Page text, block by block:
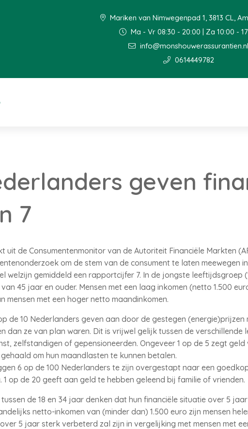
Mariken van Nimwegenpad 1, 3813 CL,
Ma - Vr 08:30 - 20:00 | Za 10:00 -
info@monshouwerassurantien.nl
0614449782
geven
7
uit de Consumentenmonitor van de Autoriteit Financiële Markten
om de stem van de consument te laten meewegen
welzijn gemiddeld een rapportcijfer 7. In de jongste leeftijdsgroep
van 45 jaar en ouder. Mensen met een laag inkomen (netto 1.500
mensen met een hoger netto maandinkomen.
de 10 Nederlanders geven aan door de gestegen
dan ze van plan waren. Dit is vrijwel gelijk tussen de verschillende
zelfstandigen of gepensioneerden. Ongeveer 1 op de 5 zegt
om hun maandlasten te kunnen betalen.
6 op de 100 Nederlanders te zijn overgestapt naar een
1 op de 20 geeft aan geld te hebben geleend bij familie of vrienden.
tussen de 18 en 34 jaar denken dat hun financiële situatie over 5
netto-inkomen van (minder dan) 1.500 euro zijn mensen
5 jaar sterk verbeterd zal zijn in vergelijking met mensen met